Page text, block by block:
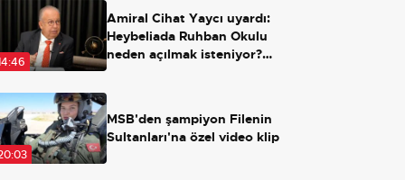
Amiral Cihat Yaycı uyardı:
Heybeliada Ruhban Okulu
neden açılmak isteniyor?
MSB'den şampiyon Filenin
Sultanları'na özel video klip